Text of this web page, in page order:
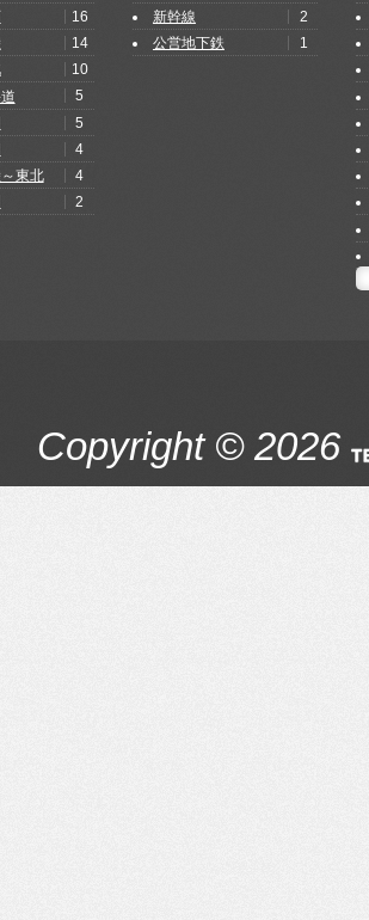
16
14
10
5
5
4
東北
4
2
新幹線
2
公営地下鉄
1
Copyright © 2026